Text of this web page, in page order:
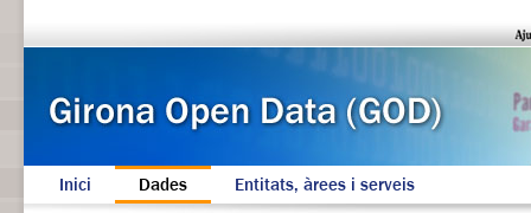
Inici Dades Entitats, àrees i serveis